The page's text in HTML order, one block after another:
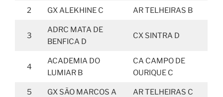
2 GX ALEKHINE C AR TELHEIRAS B
3
ADRC MATA DE
BENFICA D
CX SINTRA D
4
ACADEMIA DO
LUMIAR B
CA CAMPO DE
OURIQUE C
5 GX SÃO MARCOS A AR TELHEIRAS C